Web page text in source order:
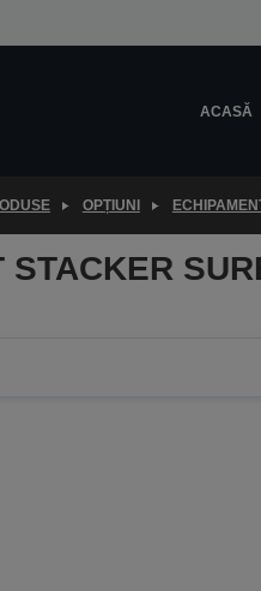
ACASĂ
OPȚIUNI
STACKER